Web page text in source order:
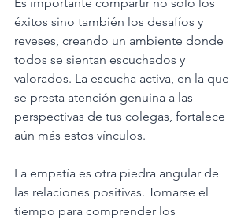
éxitos sino también los desafíos y
reveses, creando un ambiente donde
todos se sientan escuchados y
valorados. La escucha activa, en la que
se presta atención genuina a las
perspectivas de tus colegas, fortalece
aún más estos vínculos.
La empatía es otra piedra angular de
las relaciones positivas. Tomarse el
tiempo para comprender los